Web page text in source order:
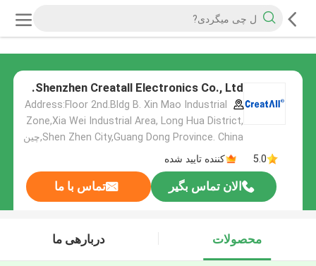
Shenzhen Creatall Electronics Co., Ltd.
Address:Floor 2nd.Bldg B. Xin Mao Industrial
Zone,Xia Wei Industrial Area, Long Hua District,
Shen Zhen City,Guang Dong Province. China,چین
5.0
کننده تایید شده
الان تماس بگیر تماس با ما
محصولات دربارهی ما